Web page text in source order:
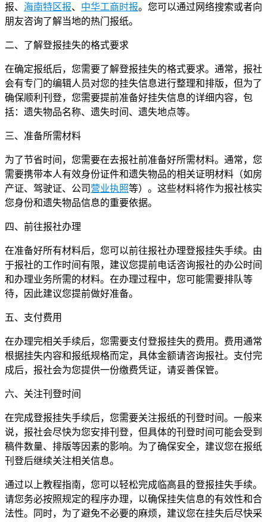
报、 海南特区报、 中华工商时报。您可以通过网络搜索或者向
朋友咨询了解当地的热门报纸。
二、了解登报挂失的格式要求
在确定报纸后，您需要了解登报挂失的格式要求。通常，报社
会有专门的编辑人员对您的挂失信息进行整理和排版，但为了
确保顺利刊登，您需要提前准备好挂失信息的详细内容，包
括：遗失物品名称、遗失时间、遗失地点等。
三、准备所需材料
为了节省时间，您需要在去报社前准备好所需材料。通常，您
需要携带本人有效身份证件和遗失物品的相关证明材料（如房
产证、驾驶证、公司 营业执照等）。这些材料将作为报社核实
您身份和遗失物品信息的重要依据。
四、前往报社办理
在准备好所有材料后，您可以前往报社办理登报挂失手续。由
于报社的工作时间有限，建议您提前电话咨询报社的办公时间
和办理业务所需的材料。在办理过程中，您可能需要排队等
待，因此建议您提前做好准备。
五、支付费用
在办理完相关手续后，您需要支付登报挂失的费用。费用通常
根据挂失内容和报纸规格而定，具体金额请咨询报社。支付完
成后，报社会为您提供一份缴费凭证，请妥善保管。
六、关注刊登时间
在完成登报挂失手续后，您需要关注报纸的刊登时间。一般来
说，报社会尽快为您安排刊登，但具体的刊登时间可能会受到
稿件数量、排版等因素的影响。为了确保安全，建议您在报纸
刊登后继续关注相关信息。
通过以上教程指南，您可以轻松完成临高县的登报挂失手续。
请您务必按照规定的程序办理，以确保挂失信息的有效性和合
法性。同时，为了避免不必要的麻烦，建议您在挂失后尽快采